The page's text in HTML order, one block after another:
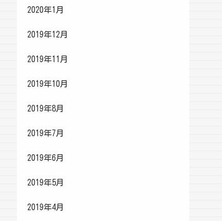
2020年1月
2019年12月
2019年11月
2019年10月
2019年8月
2019年7月
2019年6月
2019年5月
2019年4月